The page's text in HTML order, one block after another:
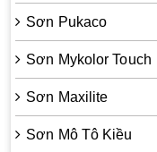
Sơn Pukaco
Sơn Mykolor Touch
Sơn Maxilite
Sơn Mô Tô Kiều